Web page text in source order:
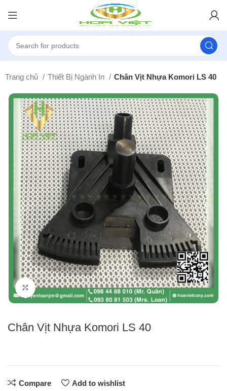
Trang chủ Thiết Bị Ngành In Chân Vịt Nhựa Komori LS 40
Click to enlarge
Chân Vịt Nhựa Komori LS 40
Compare Add to wishlist